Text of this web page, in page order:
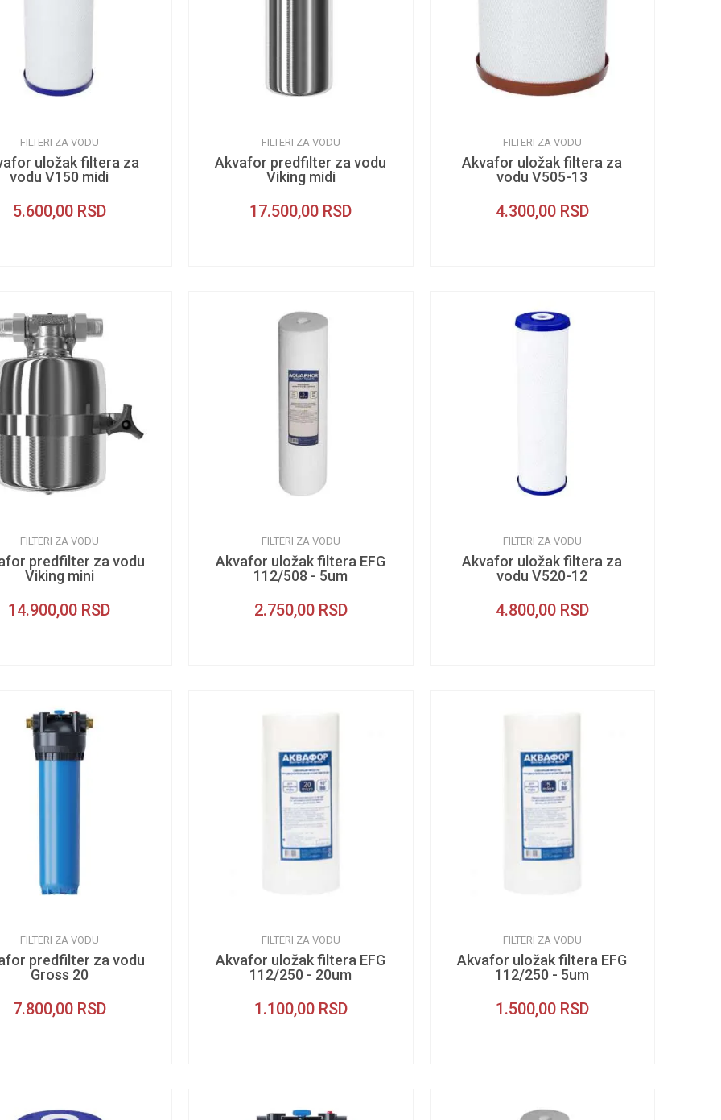
FILTERI ZA VODU
uložak filtera za
vodu V150 midi
5.600,00 RSD
FILTERI ZA VODU
Akvafor predfilter za vodu
Viking midi
17.500,00 RSD
FILTERI ZA VODU
Akvafor uložak filtera za
vodu V505-13
4.300,00 RSD
FILTERI ZA VODU
predfilter za vodu
Viking mini
14.900,00 RSD
FILTERI ZA VODU
Akvafor uložak filtera EFG
112/508 - 5um
2.750,00 RSD
FILTERI ZA VODU
Akvafor uložak filtera za
vodu V520-12
4.800,00 RSD
FILTERI ZA VODU
predfilter za vodu
Gross 20
7.800,00 RSD
FILTERI ZA VODU
Akvafor uložak filtera EFG
112/250 - 20um
1.100,00 RSD
FILTERI ZA VODU
Akvafor uložak filtera EFG
112/250 - 5um
1.500,00 RSD